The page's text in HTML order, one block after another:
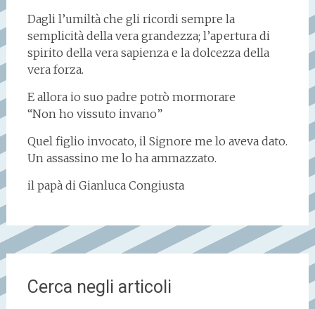
Dagli l’umiltà che gli ricordi sempre la
semplicità della vera grandezza; l’apertura di
spirito della vera sapienza e la dolcezza della
vera forza.
E allora io suo padre potrò mormorare
“Non ho vissuto invano”
Quel figlio invocato, il Signore me lo aveva dato.
Un assassino me lo ha ammazzato.
il papà di Gianluca Congiusta
Cerca negli articoli